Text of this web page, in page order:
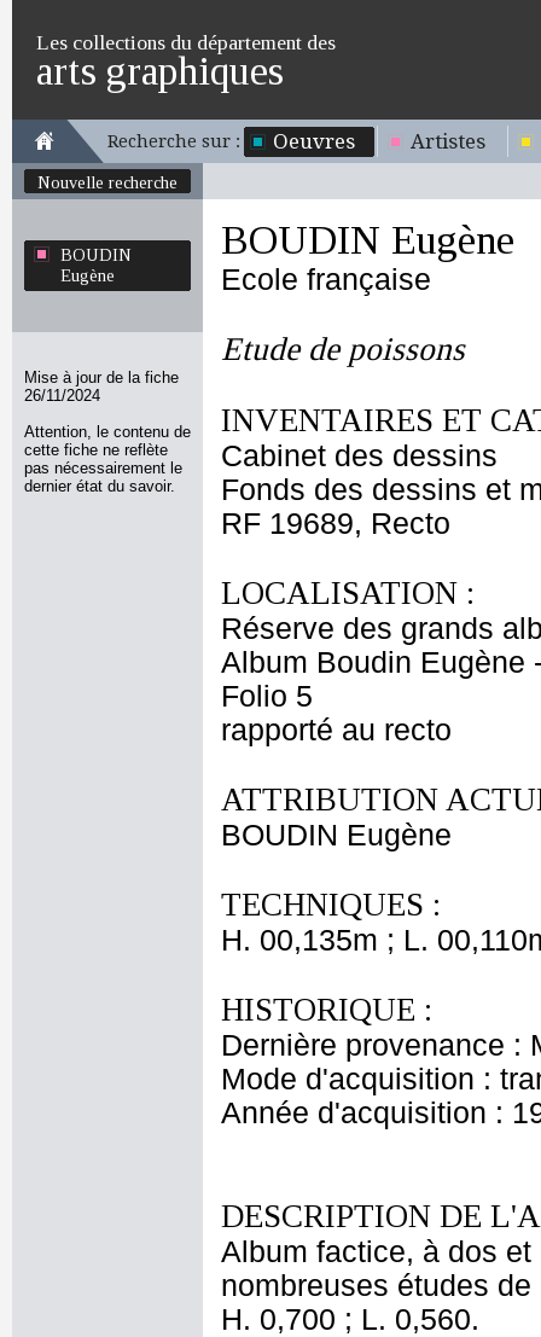
Les collections du département des
arts graphiques
Recherche sur : Oeuvres Artistes
Nouvelle recherche
BOUDIN
Eugène
Mise à jour de la fiche
26/11/2024
Attention, le contenu de
cette fiche ne reflète
pas nécessairement le
dernier état du savoir.
BOUDIN Eugène
Ecole française
Etude de poissons
INVENTAIRES ET
Cabinet des dessins
Fonds des dessins et
RF 19689, Recto
LOCALISATION :
Réserve des grands
Album Boudin Eugène
Folio 5
rapporté au recto
ATTRIBUTION
BOUDIN Eugène
TECHNIQUES :
H. 00,135m ; L.
HISTORIQUE :
Dernière provenance :
Mode d'acquisition :
Année d'acquisition :
DESCRIPTION DE
Album factice, à dos
nombreuses études
H. 0,700 ; L. 0,560.